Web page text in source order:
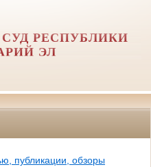
РЕСПУБЛИКИ
ЭЛ
публикации, обзоры